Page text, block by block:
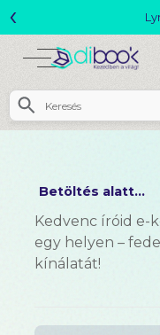
‹
Betöltés alatt...
Kedvenc íróid e-
egy helyen –
kínálatát!